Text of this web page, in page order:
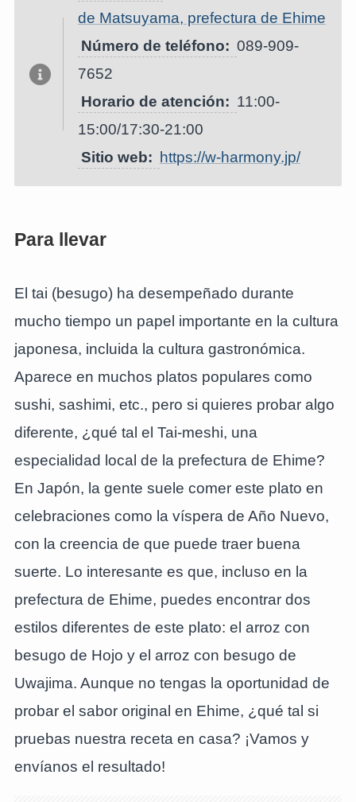
de Matsuyama, prefectura de Ehime
Número de teléfono: 089-909-
7652
Horario de atención: 11:00-
15:00/17:30-21:00
Sitio web:
https://w-harmony.jp/
Para llevar
El tai (besugo) ha desempeñado durante
mucho tiempo un papel importante en la cultura
japonesa, incluida la cultura gastronómica.
Aparece en muchos platos populares como
sushi, sashimi, etc., pero si quieres probar algo
diferente, ¿qué tal el Tai-meshi, una
especialidad local de la prefectura de Ehime?
En Japón, la gente suele comer este plato en
celebraciones como la víspera de Año Nuevo,
con la creencia de que puede traer buena
suerte. Lo interesante es que, incluso en la
prefectura de Ehime, puedes encontrar dos
estilos diferentes de este plato: el arroz con
besugo de Hojo y el arroz con besugo de
Uwajima. Aunque no tengas la oportunidad de
probar el sabor original en Ehime, ¿qué tal si
pruebas nuestra receta en casa? ¡Vamos y
envíanos el resultado!